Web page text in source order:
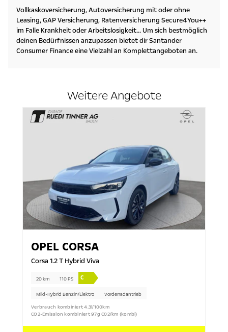
Vollkaskoversicherung, Autoversicherung mit oder ohne
Leasing, GAP Versicherung, Ratenversicherung Secure4You++
im Falle Krankheit oder Arbeitslosigkeit... Um sich bestmöglich
deinen Bedürfnissen anzupassen bietet dir Santander
Consumer Finance eine Vielzahl an Komplettangeboten an.
Weitere Angebote
OPEL CORSA
Corsa 1.2 T Hybrid Viva
20 km 110 PS C
Mild-Hybrid Benzin/Elektro Vorderradantrieb
Verbrauch kombiniert 4.3l/100km
CO2-Emission kombiniert 97g C02/km (kombi)